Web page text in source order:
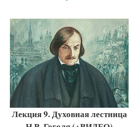
Лекция 9. Духовная лестница